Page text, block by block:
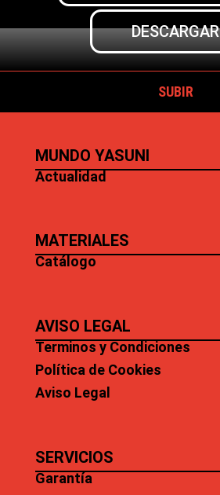
DESCARGAR
SUBIR
MUNDO YASUNI
Actualidad
MATERIALES
Catálogo
AVISO LEGAL
Terminos y Condiciones
Política de Cookies
Aviso Legal
SERVICIOS
Garantía